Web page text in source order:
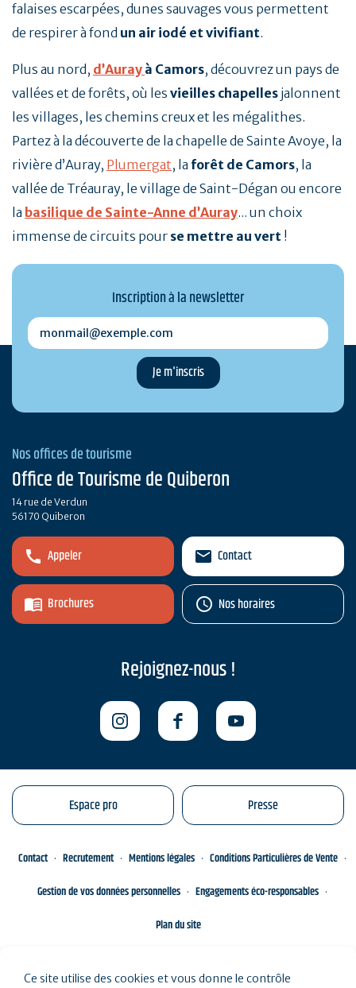
falaises escarpées, dunes sauvages vous permettent
de respirer à fond un air iodé et vivifiant.
Plus au nord, d’Auray à Camors, découvrez un pays de
vallées et de forêts, où les vieilles chapelles jalonnent
les villages, les chemins creux et les mégalithes.
Partez à la découverte de la chapelle de Sainte Avoye, la
rivière d’Auray, Plumergat, la forêt de Camors, la
vallée de Tréauray, le village de Saint-Dégan ou encore
la basilique de Sainte-Anne d’Auray... un choix
immense de circuits pour se mettre au vert !
Inscription à la newsletter
monmail@exemple.com
Nos offices de tourisme
Office de Tourisme de Quiberon
14 rue de Verdun
56170 Quiberon
Appeler
Brochures
Contact
Nos horaires
Rejoignez-nous !
Espace pro Presse
Contact Recrutement Mentions légales
Conditions Particulières de Vente
Gestion de vos données personnelles
Engagements éco-responsables
Plan du site
Ce site utilise des cookies et vous donne le contrôle